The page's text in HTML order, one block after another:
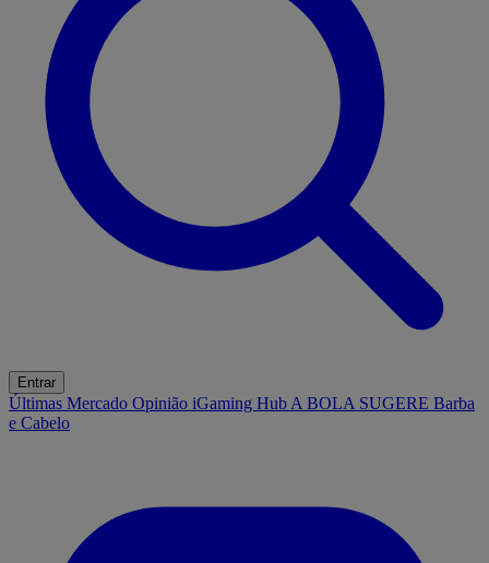
Entrar
Últimas Mercado Opinião iGaming Hub A BOLA SUGERE Barba
e Cabelo